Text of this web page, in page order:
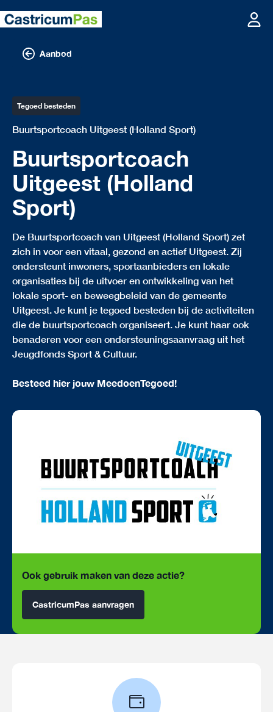
Aanbod
Tegoed besteden
Buurtsportcoach Uitgeest (Holland Sport)
Buurtsportcoach
Uitgeest (Holland
Sport)
De Buurtsportcoach van Uitgeest (Holland Sport) zet
zich in voor een vitaal, gezond en actief Uitgeest. Zij
ondersteunt inwoners, sportaanbieders en lokale
organisaties bij de uitvoer en ontwikkeling van het
lokale sport- en beweegbeleid van de gemeente
Uitgeest. Je kunt je tegoed besteden bij de activiteiten
die de buurtsportcoach organiseert. Je kunt haar ook
benaderen voor een ondersteuningsaanvraag uit het
Jeugdfonds Sport & Cultuur.
Besteed hier jouw MeedoenTegoed!
Ook gebruik maken van deze actie?
CastricumPas aanvragen